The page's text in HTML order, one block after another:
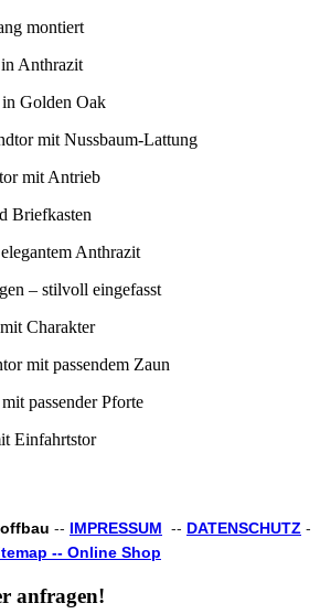
-- IMPRESSUM -- DATENSCHUTZ -
-- Online Shop
anfragen!